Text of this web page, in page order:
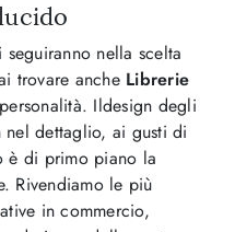
nella scelta
trovare anche Librerie
Ildesign degli
nel dettaglio, ai gusti di
è di primo piano la
Rivendiamo le più
in commercio,